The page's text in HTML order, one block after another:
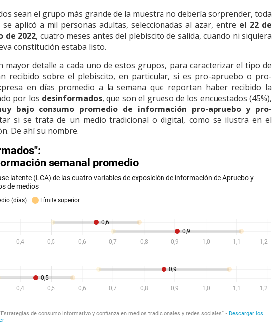
sean el grupo más grande de la muestra no debería sorprender, toda
aplicó a mil personas adultas, seleccionadas al azar, entre el 22 de
de 2022, cuatro meses antes del plebiscito de salida, cuando ni siquiera
constitución estaba listo.
mayor detalle a cada uno de estos grupos, para caracterizar el tipo de
recibido sobre el plebiscito, en particular, si es pro-apruebo o pro-
en días promedio a la semana que reportan haber recibido la
por los desinformados, que son el grueso de los encuestados (45%),
bajo consumo promedio de información pro-apruebo y pro-
si se trata de un medio tradicional o digital, como se ilustra en el
De ahí su nombre.